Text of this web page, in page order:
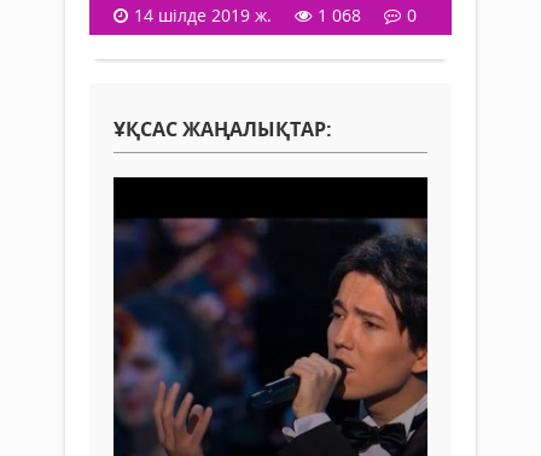
14 шілде 2019 ж. 1 068 0
ҰҚСАС ЖАҢАЛЫҚТАР: